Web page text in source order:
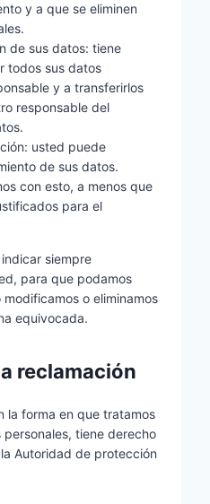
y a que se eliminen
de sus datos: tiene
todos sus datos
y a transferirlos
responsable del
usted puede
de sus datos.
con esto, a menos que
para el
siempre
para que podamos
o eliminamos
equivocada.
reclamación
la forma en que tratamos
tiene derecho
Autoridad de protección